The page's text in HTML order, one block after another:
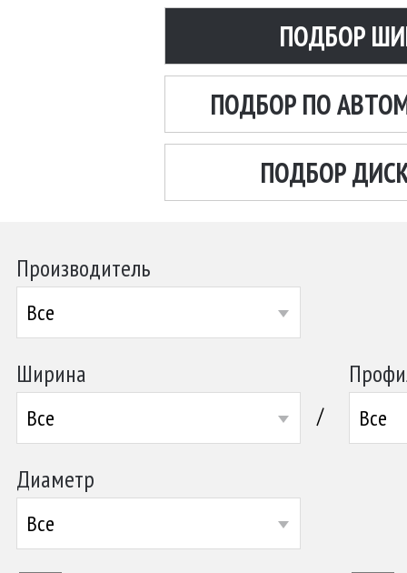
ПОДБОР
ПОДБОР ПО
ПОДБОР
Производитель
Все
Ширина
Все / Все
Диаметр
Все